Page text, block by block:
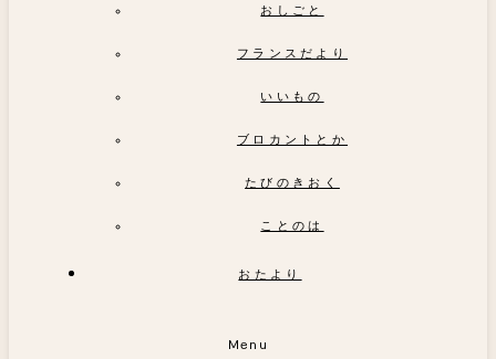
おしごと
フランスだより
いいもの
ブロカントとか
たびのきおく
ことのは
おたより
Menu